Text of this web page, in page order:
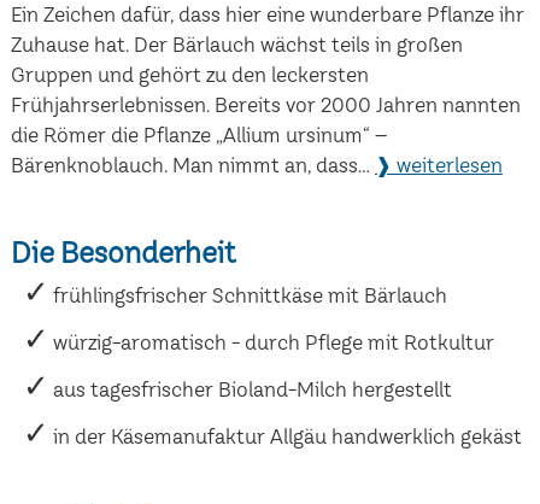
Ein Zeichen dafür, dass hier eine wunderbare Pflanze ihr
Zuhause hat. Der Bärlauch wächst teils in großen
Gruppen und gehört zu den leckersten
Frühjahrserlebnissen. Bereits vor 2000 Jahren nannten
die Römer die Pflanze „Allium ursinum“ –
Bärenknoblauch. Man nimmt an, dass... ❱ weiterlesen
Die Besonderheit
frühlingsfrischer Schnittkäse mit Bärlauch
würzig-aromatisch - durch Pflege mit Rotkultur
aus tagesfrischer Bioland-Milch hergestellt
in der Käsemanufaktur Allgäu handwerklich gekäst